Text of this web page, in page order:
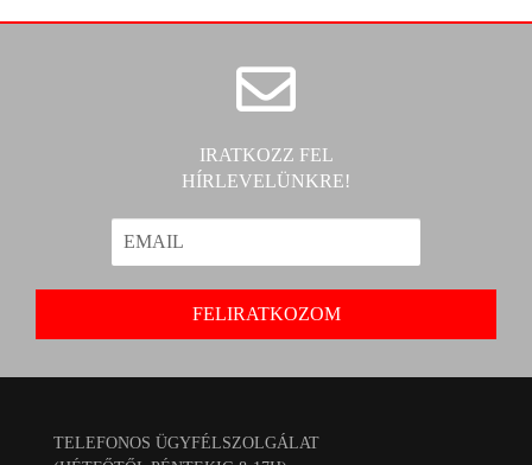
IRATKOZZ FEL
HÍRLEVELÜNKRE!
TELEFONOS ÜGYFÉLSZOLGÁLAT